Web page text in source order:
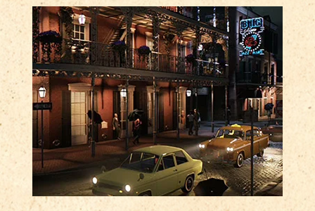
МЕСТЬ — ДЕЛО ИНДИВИДУАЛЬНОЕ
Грубая сила, скрытность или
подавляющая огневая мощь — для
уничтожения итальянской мафии
все способы хороши.